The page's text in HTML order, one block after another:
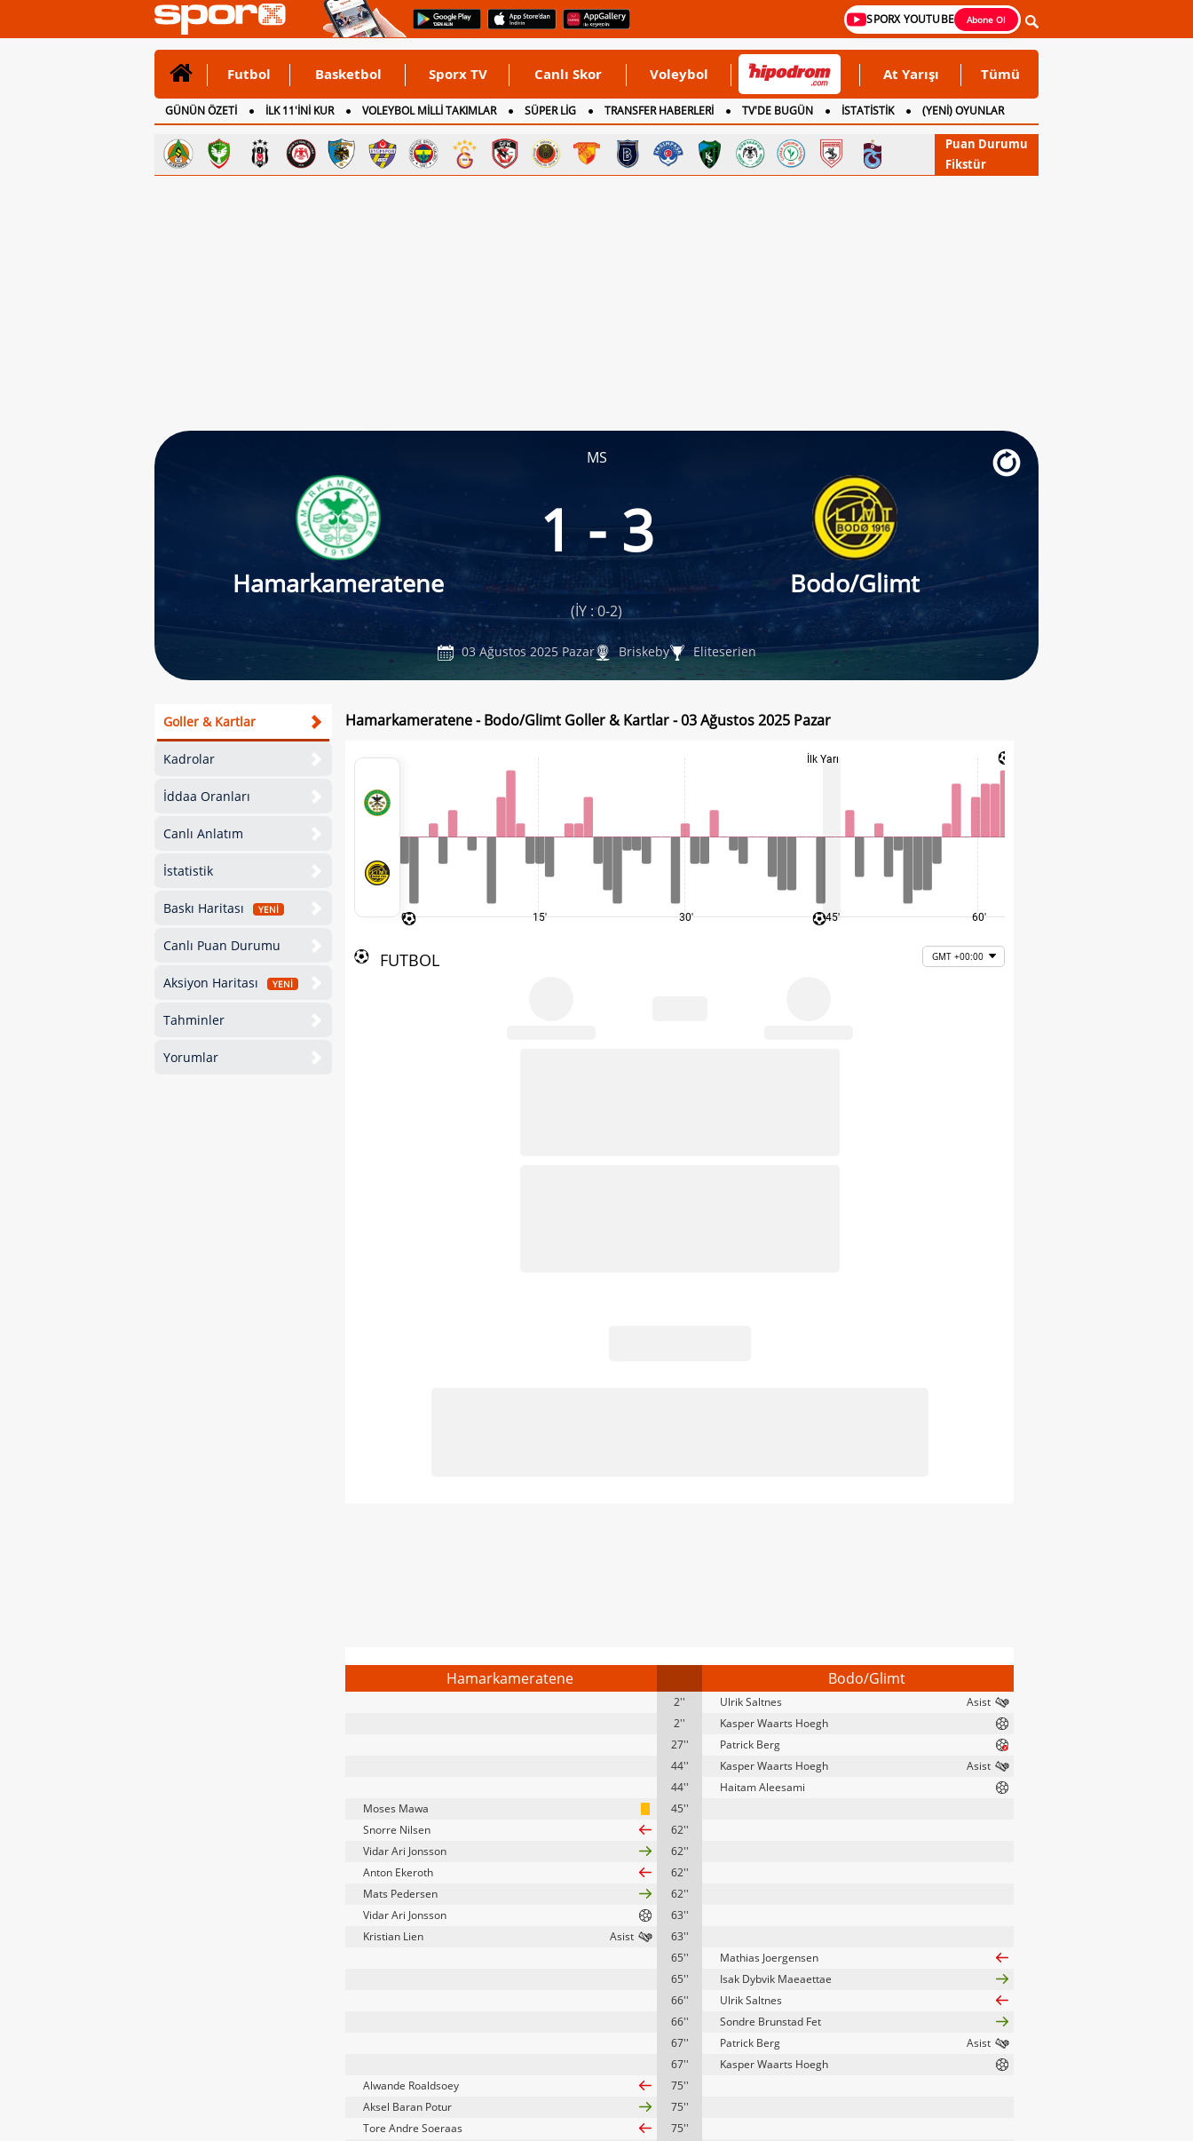
SPORX YOUTUBE Abone Ol
Futbol Basketbol Sporx TV Canlı Skor Voleybol At Yarışı Tümü
GÜNÜN ÖZETİ İLK 11'İNİ KUR VOLEYBOL MİLLİ TAKIMLAR SÜPER LİG TRANSFER HABERLERİ TV'DE BUGÜN İSTATİSTİK
(YENİ) OYUNLAR
CANLI ANLATIM
İNGİLTERE
Puan Durumu
Fikstür
MS
Hamarkameratene
1 - 3
Bodo/Glimt
(İY : 0-2)
03 Ağustos 2025 Pazar Briskeby Eliteserien
Goller & Kartlar
Kadrolar
İddaa Oranları
Canlı Anlatım
İstatistik
Baskı Haritası YENİ
Canlı Puan Durumu
Aksiyon Haritası YENİ
Tahminler
Yorumlar
Hamarkameratene - Bodo/Glimt Goller & Kartlar - 03 Ağustos 2025 Pazar
0' 15' 30'
İlk Yarı
45' 60'
FUTBOL GMT +00:00
Hamarkameratene Bodo/Glimt
2''
Ulrik Saltnes
2''
Kasper Waarts Hoegh
27''
Patrick Berg
44''
Kasper Waarts Hoegh
44''
Haitam Aleesami
Moses Mawa
45''
Snorre Nilsen
62''
Vidar Ari Jonsson
62''
Anton Ekeroth
62''
Mats Pedersen
62''
Vidar Ari Jonsson
63''
Kristian Lien
63''
65''
Mathias Joergensen
65''
Isak Dybvik Maeaettae
66''
Ulrik Saltnes
66''
Sondre Brunstad Fet
67''
Patrick Berg
67''
Kasper Waarts Hoegh
Alwande Roaldsoey
75''
Aksel Baran Potur
75''
Tore Andre Soeraas
75''